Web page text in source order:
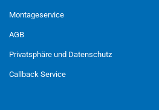
Montageservice
AGB
Privatsphäre und Datenschutz
Callback Service